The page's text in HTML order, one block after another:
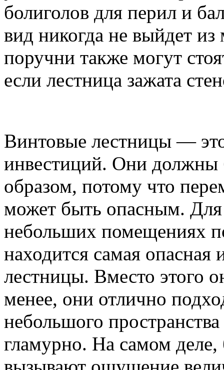
болиголов для перил и
вид никогда не выйдет
поручни также могут
если лестница зажата
Винтовые лестницы —
инвестиций. Они
образом, потому что
может быть опасным.
небольших помещениях
находится самая опасная
лестницы. Вместо этого
менее, они отлично
небольшого пространства
гламурно. На самом